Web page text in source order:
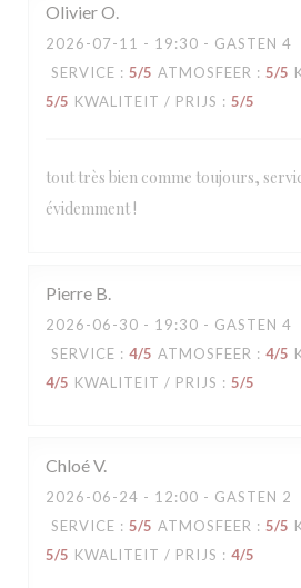
OlivierO
2026-07-11 - 19:30 - GASTEN 4
SERVICE : 5/5 ATMOSFEER : 5/5
5/5 KWALITEIT / PRIJS : 5/5
tout très bien comme toujours,
évidemment !
Pierre B
2026-06-30 - 19:30 - GASTEN 4
SERVICE : 4/5 ATMOSFEER : 4/5
4/5 KWALITEIT / PRIJS : 5/5
ChloéV
2026-06-24 - 12:00 - GASTEN 2
SERVICE : 5/5 ATMOSFEER : 5/5
5/5 KWALITEIT / PRIJS : 4/5